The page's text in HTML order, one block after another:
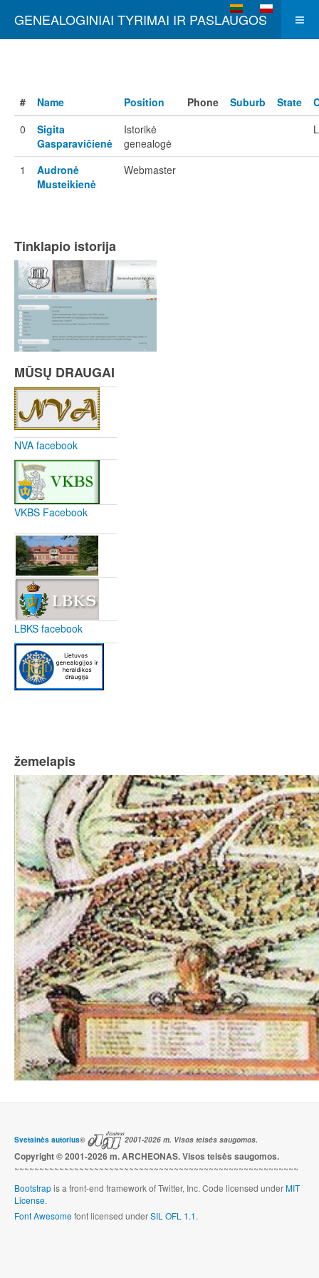
GENEALOGINIAI TYRIMAI IR PASLAUGOS
Select your language
# Name Position Phone Suburb State
0
Sigita
Gasparavičienė
Istorikė
genealogė
1
Audronė
Musteikienė
Webmaster
Tinklapio istorija
MŪSŲ DRAUGAI
NVA facebook
VKBS Facebook
LBKS facebook
žemelapis
Svetainės autorius© 2001-2026 m. Visos teisės saugomos.
Copyright © 2001-2026 m. ARCHEONAS. Visos teisės saugomos.
~~~~~~~~~~~~~~~~~~~~~~~~~~~~~~~~~~~~~~~~~~~~~~~~~~~~~~~~~
Bootstrapis a front-end framework of Twitter, Inc. Code licensed underMIT
License.
Font Awesomefont licensed underSIL OFL 1.1.